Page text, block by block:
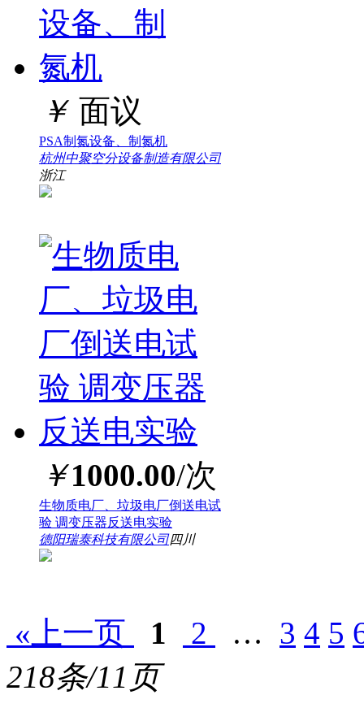
￥ 面议
PSA制氮设备、制氮机
杭州中聚空分设备制造有限公司
浙江
￥1000.00/次
生物质电厂、垃圾电厂倒送电试
验 调变压器反送电实验
德阳瑞泰科技有限公司四川
«上一页 1 2 … 3 4 5
218条/11页